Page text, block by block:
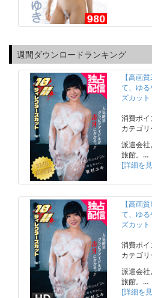
週間ダウンロードランキング
【高画
て、ゆ
ズカッ
消費ポ
カテゴ
派遣会
旅館。…
[詳細を
【高画
て、ゆ
ズカッ
消費ポ
カテゴ
派遣会
旅館。…
[詳細を